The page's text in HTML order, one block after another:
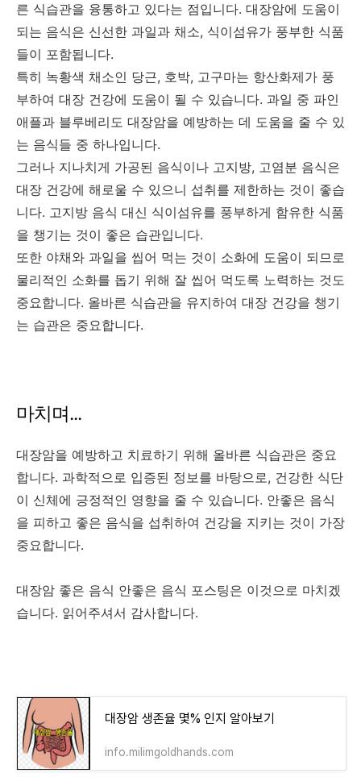
른 식습관을 융통하고 있다는 점입니다. 대장암에 도움이
되는 음식은 신선한 과일과 채소, 식이섬유가 풍부한 식품
들이 포함됩니다.
특히 녹황색 채소인 당근, 호박, 고구마는 항산화제가 풍
부하여 대장 건강에 도움이 될 수 있습니다. 과일 중 파인
애플과 블루베리도 대장암을 예방하는 데 도움을 줄 수 있
는 음식들 중 하나입니다.
그러나 지나치게 가공된 음식이나 고지방, 고염분 음식은
대장 건강에 해로울 수 있으니 섭취를 제한하는 것이 좋습
니다. 고지방 음식 대신 식이섬유를 풍부하게 함유한 식품
을 챙기는 것이 좋은 습관입니다.
또한 야채와 과일을 씹어 먹는 것이 소화에 도움이 되므로
물리적인 소화를 돕기 위해 잘 씹어 먹도록 노력하는 것도
중요합니다. 올바른 식습관을 유지하여 대장 건강을 챙기
는 습관은 중요합니다.
마치며...
대장암을 예방하고 치료하기 위해 올바른 식습관은 중요
합니다. 과학적으로 입증된 정보를 바탕으로, 건강한 식단
이 신체에 긍정적인 영향을 줄 수 있습니다. 안좋은 음식
을 피하고 좋은 음식을 섭취하여 건강을 지키는 것이 가장
중요합니다.
대장암 좋은 음식 안좋은 음식 포스팅은 이것으로 마치겠
습니다. 읽어주셔서 감사합니다.
대장암 생존율 몇% 인지 알아보기
info.milimgoldhands.com